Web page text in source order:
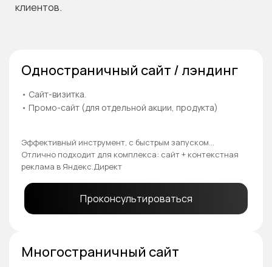
клиентов.
Одностраничный сайт / лэндинг
• Сайт-визитка.
• Промо-сайт (для отдельной акции, продукта)
Эффективный инструмент, с быстрым запуском...
Отлично подходит для комплекса: сайт + контекстная
реклама в Яндекс.Директ
Проконсультироваться
Многостраничный сайт